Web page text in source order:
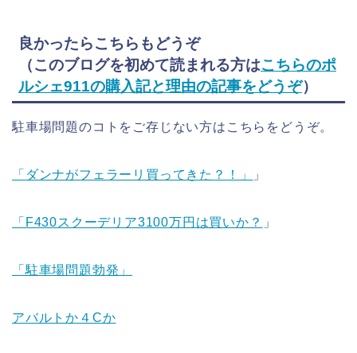
良かったらこちらもどうぞ
（このブログを初めて読まれる方はこちらのポ
ルシェ911の購入記と理由の記事をどうぞ）
駐車場問題のコトをご存じない方はこちらをどうぞ。
「ダンナがフェラーリ買ってきた？！」 」
「F430スクーデリア3100万円は買いか？ 」
「駐車場問題勃発」
アバルトか４Cか